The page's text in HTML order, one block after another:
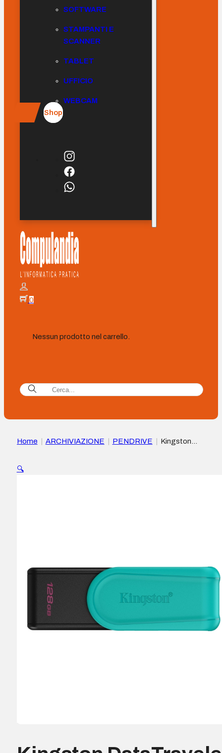
SOFTWARE
STAMPANTI E
SCANNER
TABLET
UFFICIO
WEBCAM
Shop
0
Nessun prodotto nel carrello.
Home ARCHIVIAZIONE PENDRIVE
Kingston
Cappuccio girevole – Colore turchese
🔍